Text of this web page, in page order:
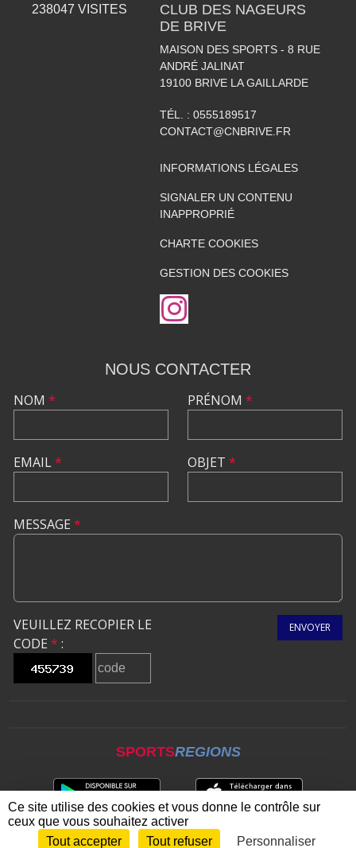
238047 VISITES
CLUB DES NAGEURS
DE BRIVE
MAISON DES SPORTS - 8 RUE
ANDRÉ JALINAT
19100 BRIVE LA GAILLARDE
TÉL. : 0555189517
CONTACT@CNBRIVE.FR
INFORMATIONS LÉGALES
SIGNALER UN CONTENU
INAPPROPRIÉ
CHARTE COOKIES
GESTION DES COOKIES
NOUS CONTACTER
NOM *
EMAIL*
PRÉNOM *
OBJET *
MESSAGE *
VEUILLEZ RECOPIER LE
CODE * :
ENVOYER
SPORTSREGIONS
Envie de participer ? CONNEXION
Ce site utilise des cookies et vous donne le contrôle sur
ceux que vous souhaitez activer
Tout accepter
Tout refuser Personnaliser